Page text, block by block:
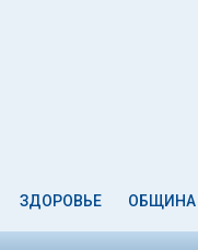
ЗДОРОВЬЕ ОБЩИНА